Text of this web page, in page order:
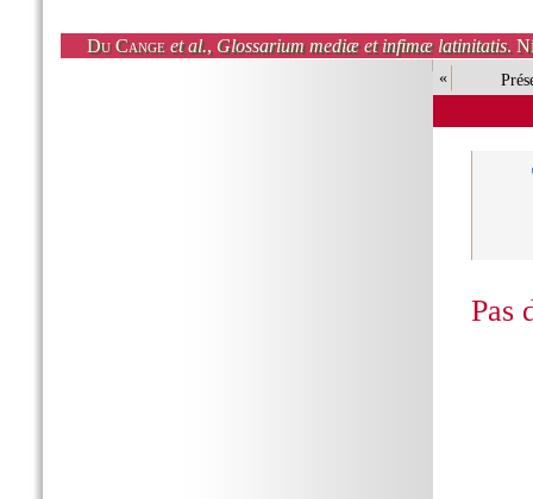
Du Cange et al., Glossarium mediæ et infimæ latinitatis.
«
Pas